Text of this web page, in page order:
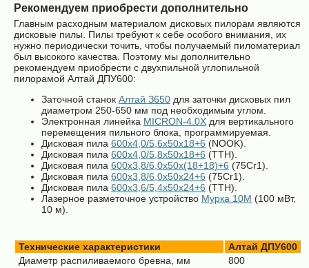
Рекомендуем приобрести дополнительно
Главным расходным материалом дисковых пилорам являются
дисковые пилы. Пилы требуют к себе особого внимания, их
нужно периодически точить, чтобы получаемый пиломатериал
был высокого качества. Поэтому мы дополнительно
рекомендуем приобрести с двухпильной углопильной
пилорамой Алтай ДПУ600:
Заточной станок Алтай З650 для заточки дисковых пил
диаметром 250-650 мм под необходимым углом.
Электронная линейка MICRON-4.0X для вертикального
перемещения пильного блока, программируемая.
Дисковая пила 600х4,0/5,6х50х18+6 (NOOK).
Дисковая пила 600х4,0/5,8х50х18+6 (ТТН).
Дисковая пила 600х3,8/6,0х50х(18+18)+6 (75Cr1).
Дисковая пила 600х3,8/6,0х50х24+6 (75Cr1).
Дисковая пила 600х3,6/5,4х50х24+6 (ТТН).
Лазерное разметочное устройство Мурка 10М (100 мВт,
10 м).
Технические характеристики Алтай ДПУ600
Диаметр распиливаемого бревна, мм
800